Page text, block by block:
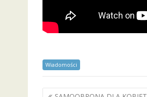
Wiadomości
Nawigacja